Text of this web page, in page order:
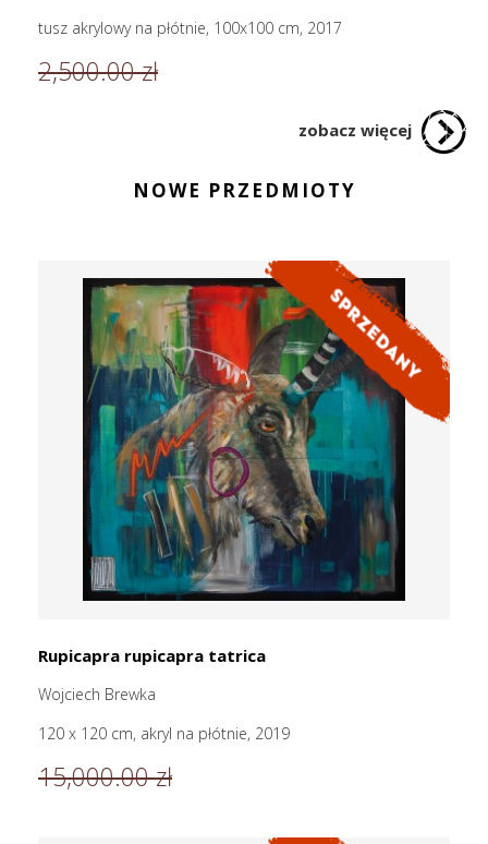
tusz akrylowy na płótnie, 100x100 cm, 2017
2,500.00 zł
zobacz więcej
NOWE PRZEDMIOTY
Rupicapra rupicapra tatrica
Wojciech Brewka
120 x 120 cm, akryl na płótnie, 2019
15,000.00 zł